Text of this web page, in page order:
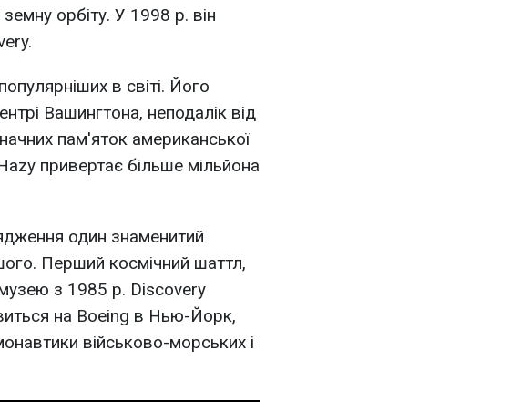
орбіту. У 1998 р. він
в світі. Його
Вашингтона, неподалік від
пам'яток американської
привертає більше мільйона
один знаменитий
Перший космічний шаттл,
з 1985 р. Discovery
на Boeing в Нью-Йорк,
військово-морських і